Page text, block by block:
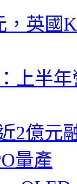
，英國
上半
2億元
量產